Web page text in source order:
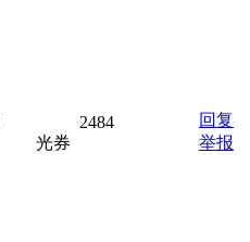
2484
光券
回复
举报